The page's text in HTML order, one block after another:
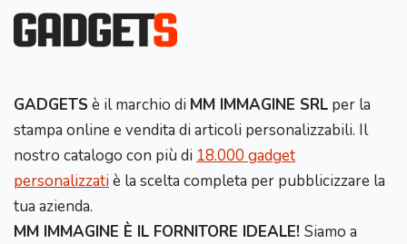
GADGETS è il marchio di MM IMMAGINE SRL per la
stampa online e vendita di articoli personalizzabili. Il
nostro catalogo con più di 18.000 gadget
personalizzatiè la scelta completa per pubblicizzare la
tua azienda.
MM IMMAGINE È IL FORNITORE IDEALE! Siamo a